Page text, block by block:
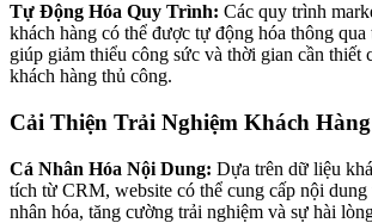
Tự Động Hóa Quy Trình: Các quy trình
khách hàng có thể được tự động hóa thông
giúp giảm thiểu công sức và thời gian cần thiết
khách hàng thủ công.
Cải Thiện Trải Nghiệm Khách Hàng
Cá Nhân Hóa Nội Dung: Dựa trên dữ liệu
tích từ CRM, website có thể cung cấp nội dung
nhân hóa, tăng cường trải nghiệm và sự hài